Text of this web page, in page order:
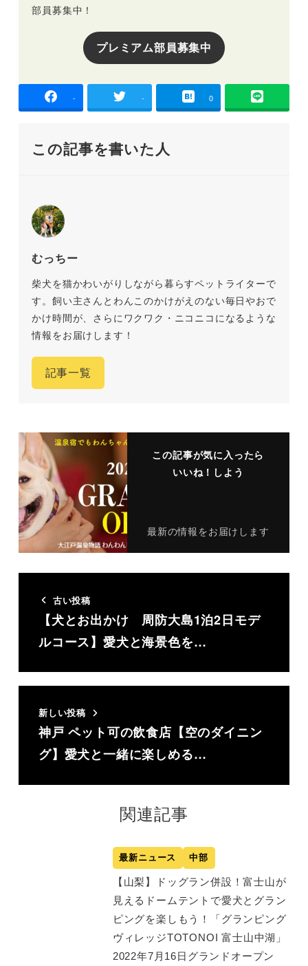
部員募集中！
プレミアム部員募集中
- - 0
この記事を書いた人
むっちー
柴犬を猫かわいがりしながら暮らすペットライターで
す。飼い主さんとわんこのかけがえのない毎日やおで
かけ時間が、さらにワクワク・ニコニコになるような
情報をお届けします！
記事一覧
この記事が気に入ったら
いいね！しよう
最新の情報をお届けします
古い投稿
【犬とお出かけ 周防大島1泊2日モデ
ルコース】愛犬と海景色を…
新しい投稿
神戸 ペット可の飲食店【空のダイニン
グ】愛犬と一緒に楽しめる…
関連記事
最新ニュース 中部
【山梨】ドッグラン併設！富士山が
見えるドームテントで愛犬とグラン
ピングを楽しもう！「グランピング
ヴィレッジTOTONOI 富士山中湖」
2022年7月16日グランドオープン